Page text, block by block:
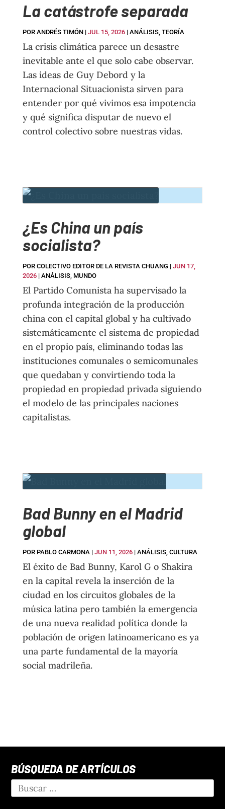
La catástrofe separada
POR ANDRÉS TIMÓN| JUL 15, 2026| ANÁLISIS, TEORÍA
La crisis climática parece un desastre
inevitable ante el que solo cabe observar.
Las ideas de Guy Debord y la
Internacional Situacionista sirven para
entender por qué vivimos esa impotencia
y qué significa disputar de nuevo el
control colectivo sobre nuestras vidas.
¿Es China un país
socialista?
POR COLECTIVO EDITOR DE LA REVISTA CHUANG | JUN 17,
2026| ANÁLISIS, MUNDO
El Partido Comunista ha supervisado la
profunda integración de la producción
china con el capital global y ha cultivado
sistemáticamente el sistema de propiedad
en el propio país, eliminando todas las
instituciones comunales o semicomunales
que quedaban y convirtiendo toda la
propiedad en propiedad privada siguiendo
el modelo de las principales naciones
capitalistas.
Bad Bunny en el Madrid
global
POR PABLO CARMONA| JUN 11, 2026| ANÁLISIS, CULTURA
El éxito de Bad Bunny, Karol G o Shakira
en la capital revela la inserción de la
ciudad en los circuitos globales de la
música latina pero también la emergencia
de una nueva realidad política donde la
población de origen latinoamericano es ya
una parte fundamental de la mayoría
social madrileña.
BÚSQUEDA DE ARTÍCULOS